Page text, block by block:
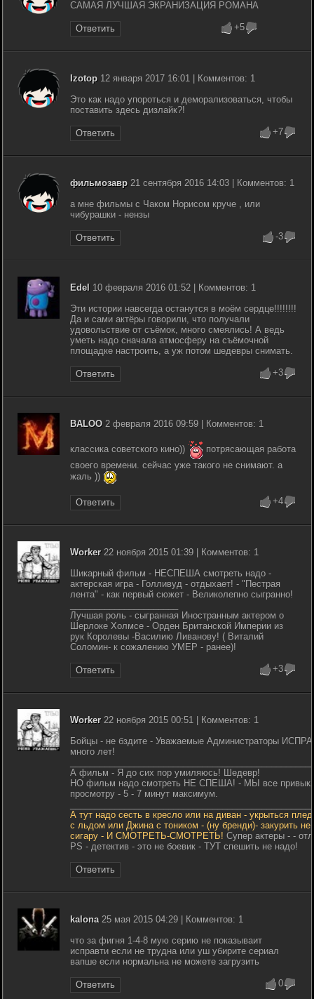
САМАЯ ЛУЧШАЯ ЭКРАНИЗАЦИЯ РОМАНА
Ответить +5
Izotop 12 января 2017 16:01 | Комментов: 1
Это как надо упороться и деморализоваться, чтобы
поставить здесь дизлайк?!
Ответить +7
фильмозавр 21 сентября 2016 14:03 | Комментов: 1
а мне фильмы с Чаком Норисом круче , или
чибурашки - нензы
Ответить -3
Edel 10 февраля 2016 01:52 | Комментов: 1
Эти истории навсегда останутся в моём сердце!!!!!!!!
Да и сами актёры говорили, что получали
удовольствие от съёмок, много смеялись! А ведь
уметь надо сначала атмосферу на съёмочной
площадке настроить, а уж потом шедевры снимать.
Ответить +3
BALOO 2 февраля 2016 09:59 | Комментов: 1
классика советского кино))
потрясающая работа
своего времени. сейчас уже такого не снимают. а
жаль ))
Ответить +4
Worker22 ноября 2015 01:39 | Комментов: 1
Шикарный фильм - НЕСПЕША смотреть надо -
актерская игра - Голливуд - отдыхает! - "Пестрая
лента" - как первый сюжет - Великолепно сыгранно!
Лучшая роль - сыгранная Иностранным актером о
Шерлоке Холмсе - Орден Британской Империи из
рук Королевы -Василию Ливанову! ( Виталий
Соломин- к сожалению УМЕР - ранее)!
Ответить +3
Worker22 ноября 2015 00:51 | Комментов: 1
Бойцы - не бздите - Уважаемые Администраторы
много лет!
А фильм - Я до сих пор умиляюсь! Шедевр!
НО фильм надо смотреть НЕ СПЕША! - МЫ все
просмотру - 5 - 7 минут максимум.
А тут надо сесть в кресло или на диван - укрыться
с льдом или Джина с тоником - (ну бренди)- закурить не
сигару - И СМОТРЕТЬ-СМОТРЕТЬ! Супер актеры - -
PS - детектив - это не боевик - ТУТ спешить не надо!
Ответить
kalona25 мая 2015 04:29 | Комментов: 1
что за фигня 1-4-8 мую серию не показываит
исправти если не трудна или уш убирите сериал
вапше если нормальна не можете загрузить
Ответить 0